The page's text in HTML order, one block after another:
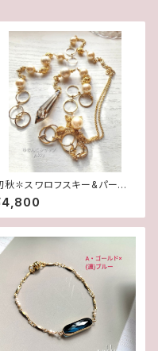
秋✽スワロフスキー&パール
字ロングネックレス【1点物】